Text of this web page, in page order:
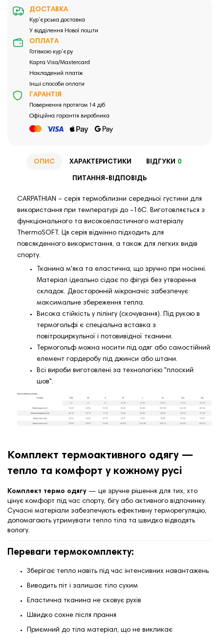
ДОСТАВКА
Кур`єрська доставка
У відділення Нової пошти
ОПЛАТА
Готівкою кур`єру
Карта Visa/Mastercard
Накладений платіж
Інші способи оплати
ГАРАНТІЯ
Повернення протягом 14 діб
Офіційна гарантія виробника
ОПИС ХАРАКТЕРИСТИКИ ВІДГУКИ 0
ПИТАННЯ-ВІДПОВІДЬ
CARPATHIAN – серія термобілизни середньої густини для
використання при температурі до -16С. Виготовляється з
функціонального та високоеластичного матеріалу
ThermoSOFT. Ця серія відмінно підходить для
повсякденного використання, а також для легких видів
спорту.
Тканина м'яка та еластична, що зручно при носінні.
Матеріал ідеально сідає по фігурі без утворення
складок. Двосторонній мікроначіс забезпечує
максимальне збереження тепла.
Висока стійкість у пілінгу (скочування). Під рукою в
термогольфі є спеціальна вставка з
повітроциркульної і потовивідної тканини.
Термогольф можна носити під одяг або самостійний
елемент гардеробу під джинси або штани.
Всі вироби виготовлені за технологією "плоский
шов".
Комплект термоактивного одягу —
тепло та комфорт у кожному русі
Комплект термо одягу — це зручне рішення для тих, хто
цінує комфорт під час спорту, бігу або активного відпочинку.
Сучасні матеріали забезпечують ефективну терморегуляцію,
допомагають утримувати тепло тіла та швидко відводять
вологу.
Переваги термокомплекту:
Зберігає тепло навіть під час інтенсивних навантажень
Виводить піт і залишає тіло сухим
Еластична тканина не сковує рухів
Швидко сохне після прання
Приємний до тіла матеріал, що не викликає